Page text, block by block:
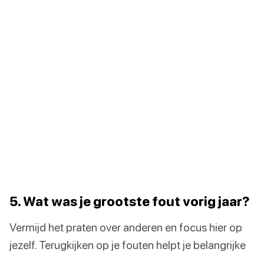
5. Wat was je grootste fout vorig jaar?
Vermijd het praten over anderen en focus hier op
jezelf. Terugkijken op je fouten helpt je belangrijke